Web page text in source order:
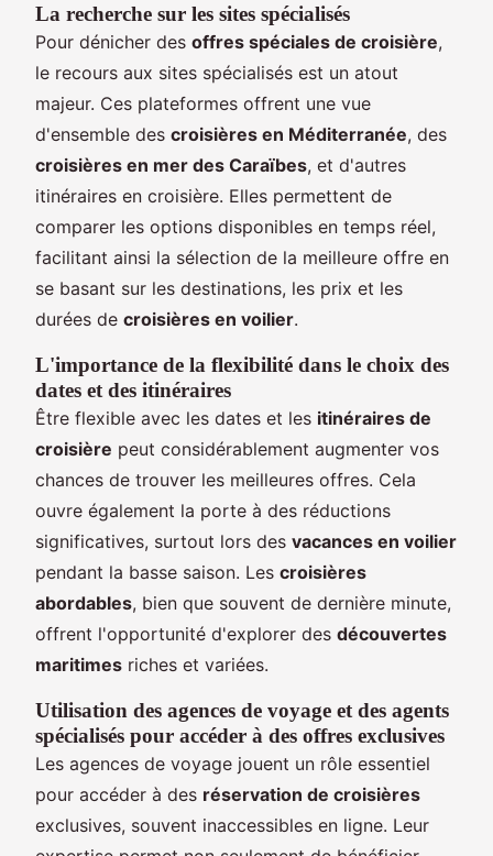
La recherche sur les sites spécialisés
Pour dénicher des offres spéciales de croisière,
le recours aux sites spécialisés est un atout
majeur. Ces plateformes offrent une vue
d'ensemble des croisières en Méditerranée, des
croisières en mer des Caraïbes, et d'autres
itinéraires en croisière. Elles permettent de
comparer les options disponibles en temps réel,
facilitant ainsi la sélection de la meilleure offre en
se basant sur les destinations, les prix et les
durées de croisières en voilier.
L'importance de la flexibilité dans le choix des
dates et des itinéraires
Être flexible avec les dates et les itinéraires de
croisière peut considérablement augmenter vos
chances de trouver les meilleures offres. Cela
ouvre également la porte à des réductions
significatives, surtout lors des vacances en voilier
pendant la basse saison. Les croisières
abordables, bien que souvent de dernière minute,
offrent l'opportunité d'explorer des découvertes
maritimes riches et variées.
Utilisation des agences de voyage et des agents
spécialisés pour accéder à des offres exclusives
Les agences de voyage jouent un rôle essentiel
pour accéder à des réservation de croisières
exclusives, souvent inaccessibles en ligne. Leur